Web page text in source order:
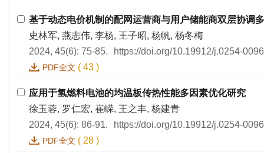
基于动态电价机制的配网运营商与用户储能商双层协调
史林军, 燕志伟, 李杨, 王子昭, 杨帆, 杨冬梅
2024, 45(6): 75-85.
https://doi.org/10.19912/j.0254-
PDF全文 ( 43 )
应用于氢燃料电池的均温板传热性能多因素优化研究
徐玉蓉, 罗仁宏, 崔嵘, 王之丰, 杨建青
2024, 45(6): 86-91.
https://doi.org/10.19912/j.0254-
PDF全文 ( 28 )